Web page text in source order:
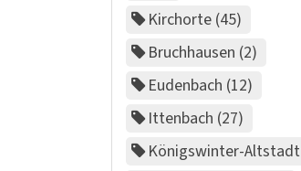
Kirchorte 45
Bruchhausen 2
Eudenbach 12
Ittenbach 27
Königswinter-Altstadt